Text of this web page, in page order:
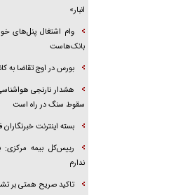
انبار»
وام اشتغال پنل‌های
بانک‌هاست
بورس در اوج تقاضا به کانال ۵/۵ میلیون
سقوط سنگ در راه است
بسته اینترنت
رییس‌کل بیمه
ندارم
تاکید صریح همتی بر